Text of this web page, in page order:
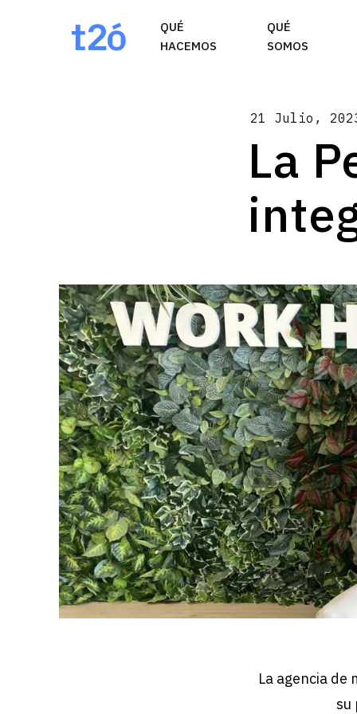
Hit enter to search or ESC to close
QUÉ
HACEMOS
QUÉ
SOMOS
21 Julio,
La
La agencia de
su
May we use cookies to track your activities?